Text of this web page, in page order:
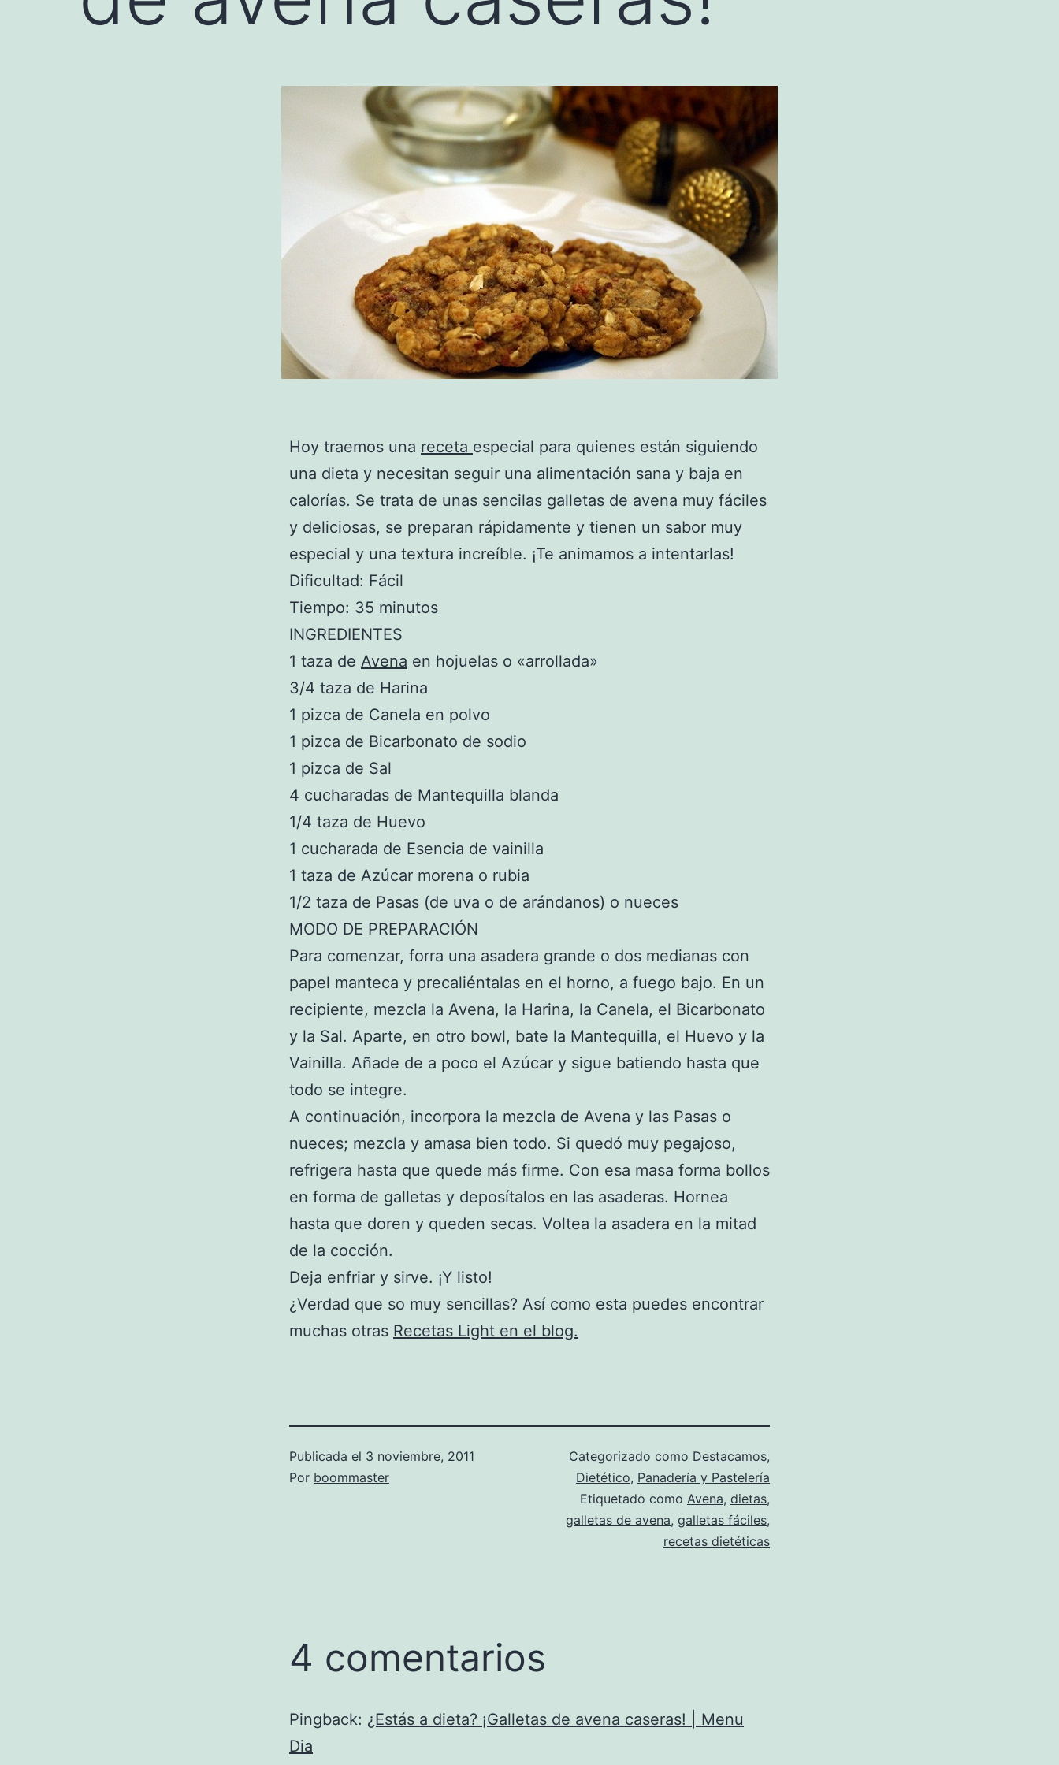
Hoy traemos una receta especial para quienes están siguiendo
una dieta y necesitan seguir una alimentación sana y baja en
calorías. Se trata de unas sencilas galletas de avena muy fáciles
y deliciosas, se preparan rápidamente y tienen un sabor muy
especial y una textura increíble. ¡Te animamos a intentarlas!
Dificultad: Fácil
Tiempo: 35 minutos
INGREDIENTES
1 taza de Avena en hojuelas o «arrollada»
3/4 taza de Harina
1 pizca de Canela en polvo
1 pizca de Bicarbonato de sodio
1 pizca de Sal
4 cucharadas de Mantequilla blanda
1/4 taza de Huevo
1 cucharada de Esencia de vainilla
1 taza de Azúcar morena o rubia
1/2 taza de Pasas (de uva o de arándanos) o nueces
MODO DE PREPARACIÓN
Para comenzar, forra una asadera grande o dos medianas con
papel manteca y precaliéntalas en el horno, a fuego bajo. En un
recipiente, mezcla la Avena, la Harina, la Canela, el Bicarbonato
y la Sal. Aparte, en otro bowl, bate la Mantequilla, el Huevo y la
Vainilla. Añade de a poco el Azúcar y sigue batiendo hasta que
todo se integre.
A continuación, incorpora la mezcla de Avena y las Pasas o
nueces; mezcla y amasa bien todo. Si quedó muy pegajoso,
refrigera hasta que quede más firme. Con esa masa forma bollos
en forma de galletas y deposítalos en las asaderas. Hornea
hasta que doren y queden secas. Voltea la asadera en la mitad
de la cocción.
Deja enfriar y sirve. ¡Y listo!
¿Verdad que so muy sencillas? Así como esta puedes encontrar
muchas otras Recetas Light en el blog.
Publicada el 3 noviembre, 2011
Por boommaster
Categorizado como Destacamos,
Dietético, Panadería y Pastelería
Etiquetado como Avena, dietas,
galletas de avena, galletas fáciles,
recetas dietéticas
4 comentarios
Pingback: ¿Estás a dieta? ¡Galletas de avena caseras! | Menu
Dia